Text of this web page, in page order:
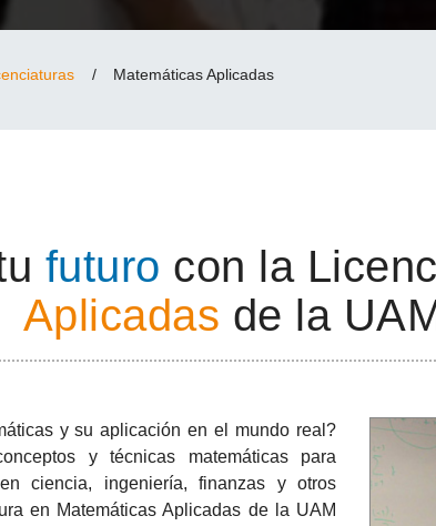
/ Matemáticas Aplicadas
futuro con la
Aplicadas de la
y su aplicación en el mundo real?
y técnicas matemáticas para
ciencia, ingeniería, finanzas y otros
en Matemáticas Aplicadas de la UAM